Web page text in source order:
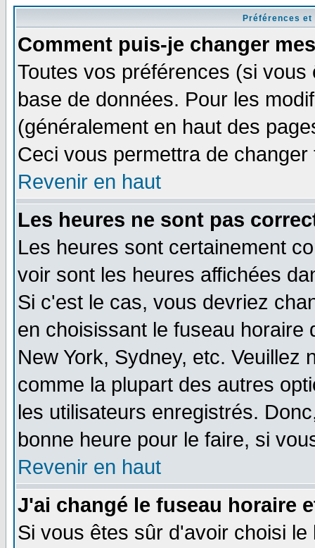
Préférences
Comment puis-je changer
Toutes vos préférences (si
base de données. Pour les
(généralement en haut des
Ceci vous permettra de
Revenir en haut
Les heures ne sont pas
Les heures sont certainement
voir sont les heures affichées
Si c'est le cas, vous devriez
en choisissant le fuseau
New York, Sydney, etc. Veuillez
comme la plupart des autres
les utilisateurs enregistrés.
bonne heure pour le faire, si
Revenir en haut
J'ai changé le fuseau horaire
Si vous êtes sûr d'avoir choisi